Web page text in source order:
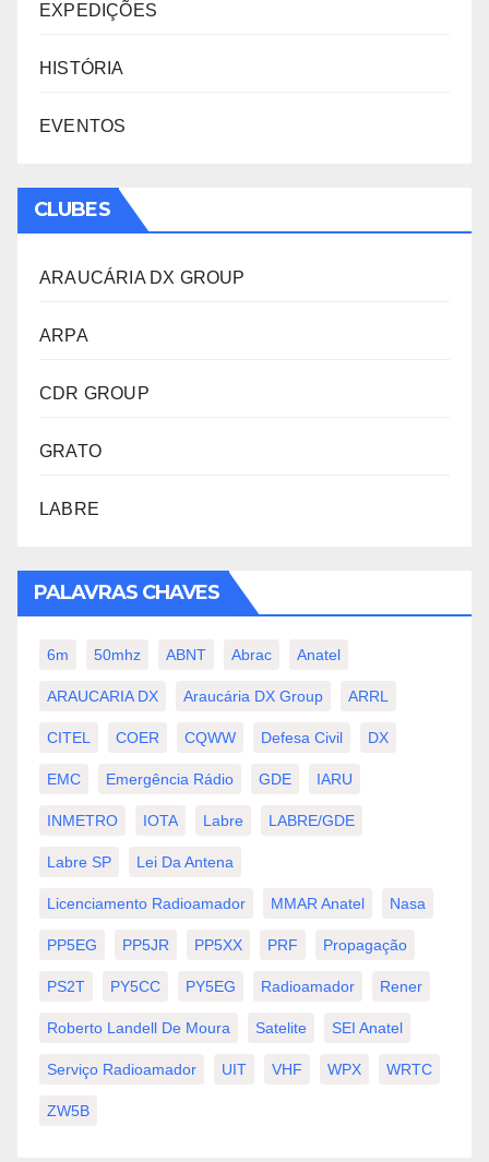
EXPEDIÇÕES
HISTÓRIA
EVENTOS
CLUBES
ARAUCÁRIA DX GROUP
ARPA
CDR GROUP
GRATO
LABRE
PALAVRAS CHAVES
6m 50mhz ABNT Abrac Anatel
ARAUCARIA DX Araucária DX Group ARRL
CITEL COER CQWW Defesa Civil DX
EMC Emergência Rádio GDE IARU
INMETRO IOTA Labre LABRE/GDE
Labre SP Lei Da Antena
Licenciamento Radioamador MMAR Anatel Nasa
PP5EG PP5JR PP5XX PRF Propagação
PS2T PY5CC PY5EG Radioamador Rener
Roberto Landell De Moura Satelite SEI Anatel
Serviço Radioamador UIT VHF WPX WRTC
ZW5B